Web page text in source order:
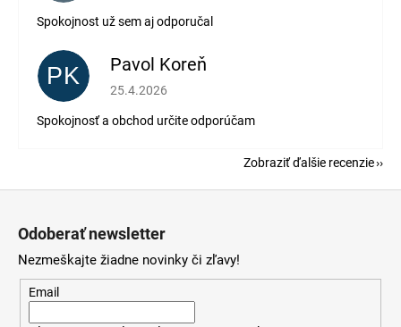
Spokojnost už sem aj odporučal
PK Pavol Koreň
Hodnotenie obchodu je 5 z 5 hviezdičiek.
25.4.2026
Spokojnosť a obchod určite odporúčam
Zobraziť ďalšie recenzie
Odoberať newsletter
Nezmeškajte žiadne novinky či zľavy!
Email